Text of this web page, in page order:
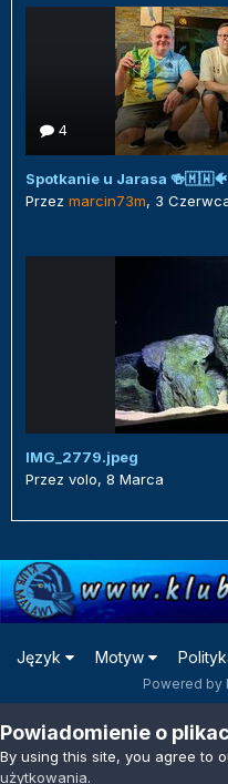
4
Spotkanie u Jarasa
Przez marcin73m, 3
IMG_2779.jpeg
Przez volo, 8 Marca
Język Motyw
Powered by
Powiadomienie o
By using this site, you agree to
użytkowania.